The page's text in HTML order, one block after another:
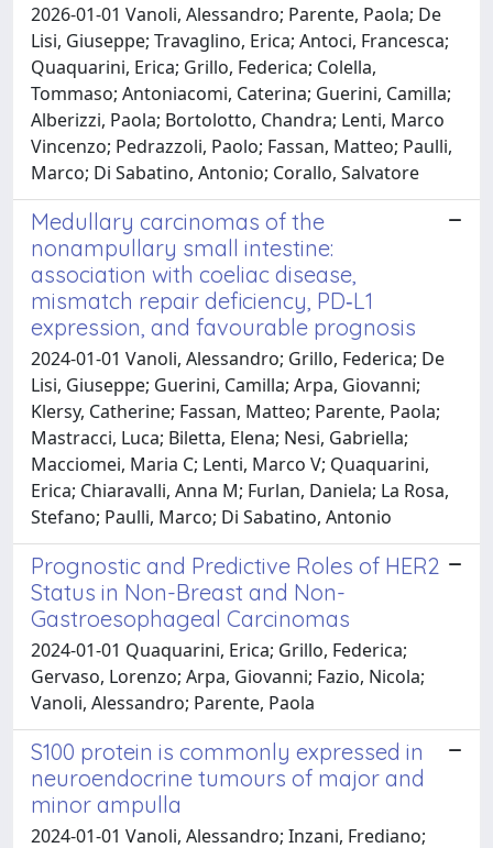
2026-01-01 Vanoli, Alessandro; Parente, Paola; De
Lisi, Giuseppe; Travaglino, Erica; Antoci, Francesca;
Quaquarini, Erica; Grillo, Federica; Colella,
Tommaso; Antoniacomi, Caterina; Guerini, Camilla;
Alberizzi, Paola; Bortolotto, Chandra; Lenti, Marco
Vincenzo; Pedrazzoli, Paolo; Fassan, Matteo; Paulli,
Marco; Di Sabatino, Antonio; Corallo, Salvatore
Medullary carcinomas of the
nonampullary small intestine:
association with coeliac disease,
mismatch repair deficiency, PD‐L1
expression, and favourable prognosis
2024-01-01 Vanoli, Alessandro; Grillo, Federica; De
Lisi, Giuseppe; Guerini, Camilla; Arpa, Giovanni;
Klersy, Catherine; Fassan, Matteo; Parente, Paola;
Mastracci, Luca; Biletta, Elena; Nesi, Gabriella;
Macciomei, Maria C; Lenti, Marco V; Quaquarini,
Erica; Chiaravalli, Anna M; Furlan, Daniela; La Rosa,
Stefano; Paulli, Marco; Di Sabatino, Antonio
Prognostic and Predictive Roles of HER2
Status in Non-Breast and Non-
Gastroesophageal Carcinomas
2024-01-01 Quaquarini, Erica; Grillo, Federica;
Gervaso, Lorenzo; Arpa, Giovanni; Fazio, Nicola;
Vanoli, Alessandro; Parente, Paola
S100 protein is commonly expressed in
neuroendocrine tumours of major and
minor ampulla
2024-01-01 Vanoli, Alessandro; Inzani, Frediano;